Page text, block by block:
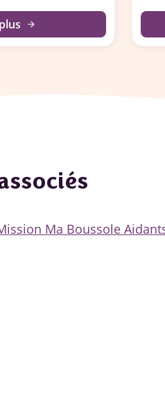
arrow_forward